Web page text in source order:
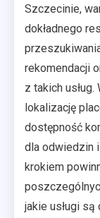
Szczecinie,
dokładnego
rekomendacji
z takich
lokalizację
dostępność
dla odwiedzin
krokiem
jakie usługi